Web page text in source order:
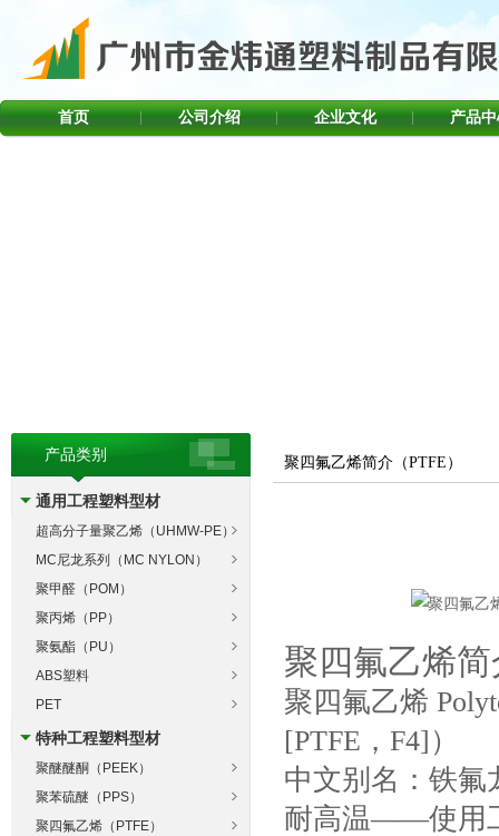
首页 公司介绍 企业文化 产品
产品类别
通用工程塑料型材
超高分子量聚乙烯（UHMW-PE）
MC尼龙系列（MC NYLON）
聚甲醛（POM）
聚丙烯（PP）
聚氨酯（PU）
ABS塑料
PET
特种工程塑料型材
聚醚醚酮（PEEK）
聚苯硫醚（PPS）
聚四氟乙烯（PTFE）
聚四氟乙烯简介（PTFE）
聚四氟乙烯简
聚四氟乙烯
[PTFE，F4]）
中文别名：铁氟
耐高温——使用